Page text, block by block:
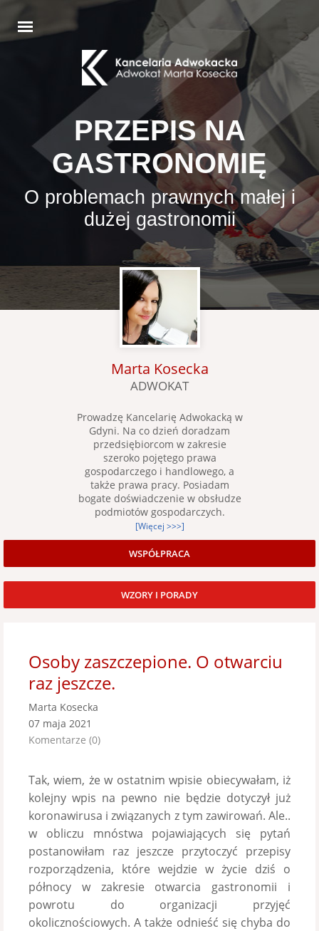
PRZEPIS NA
GASTRONOMIĘ
O problemach prawnych małej i
dużej gastronomii
Marta Kosecka
ADWOKAT
Prowadzę Kancelarię Adwokacką w
Gdyni. Na co dzień doradzam
przedsiębiorcom w zakresie
szeroko pojętego prawa
gospodarczego i handlowego, a
także prawa pracy. Posiadam
bogate doświadczenie w obsłudze
podmiotów gospodarczych.
[Więcej >>>]
WSPÓŁPRACA
WZORY I PORADY
Osoby zaszczepione. O otwarciu
raz jeszcze.
Marta Kosecka
07 maja 2021
Komentarze (0)
Tak, wiem, że w ostatnim wpisie obiecywałam, iż
kolejny wpis na pewno nie będzie dotyczył już
koronawirusa i związanych z tym zawirowań. Ale..
w obliczu mnóstwa pojawiających się pytań
postanowiłam raz jeszcze przytoczyć przepisy
rozporządzenia, które wejdzie w życie dziś o
północy w zakresie otwarcia gastronomii i
powrotu do organizacji przyjęć
okolicznościowych. A także odnieść się chyba do